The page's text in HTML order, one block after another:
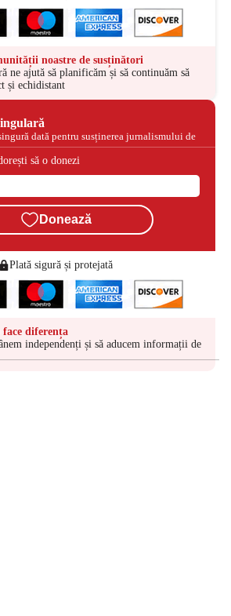
noastre de susținători
ne ajută să planificăm și să continuăm să
și echidistant
dată pentru susținerea jurnalismului de
să o donezi
Donează
Plată sigură și protejată
diferența
independenți și să aducem informații de